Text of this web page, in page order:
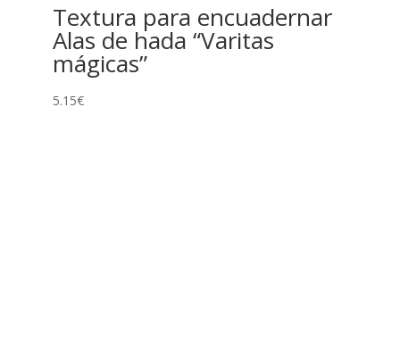
Textura para encuadernar
Alas de hada “Varitas
mágicas”
5.15€